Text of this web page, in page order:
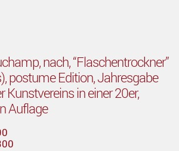
nach, “Flaschentrockner”
postume Edition, Jahresgabe
Kunstvereins in einer 20er,
Auflage